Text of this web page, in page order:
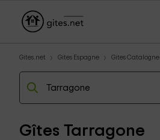
Gites.net Gites Espagne Gites Catalogne
Gîtes Tarragone